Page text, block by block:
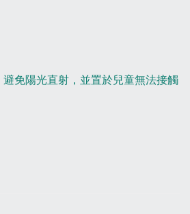
免陽光直射，並置於兒童無法接觸